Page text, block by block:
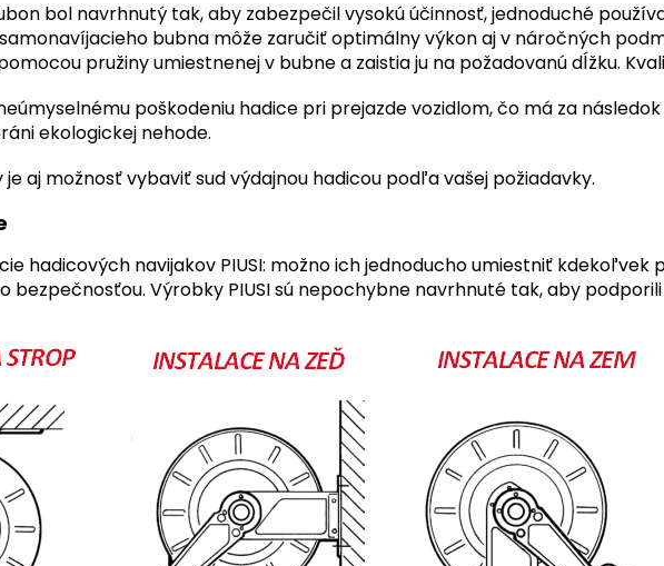
bol navrhnutý tak, aby zabezpečil vysokú účinnosť, jednoduché
bubna môže zaručiť optimálny výkon aj v náročných
pružiny umiestnenej v bubne a zaistia ju na požadovanú dĺžku.
poškodeniu hadice pri prejazde vozidlom, čo má za
ekologickej nehode.
je aj možnosť vybaviť sud výdajnou hadicou podľa vašej požiadavky.
hadicových navijakov PIUSI: možno ich jednoducho umiestniť
bezpečnosťou. Výrobky PIUSI sú nepochybne navrhnuté tak, aby